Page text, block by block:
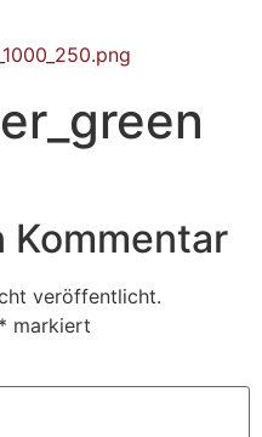
Kommentar
veröffentlicht.
* markiert